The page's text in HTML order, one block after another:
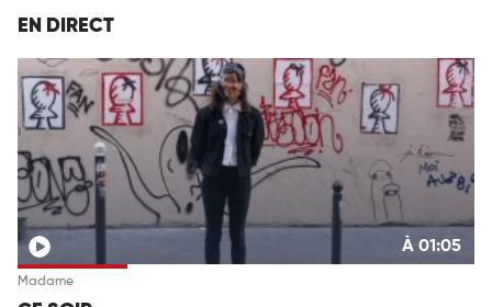
EN DIRECT
À 01:05
Madame